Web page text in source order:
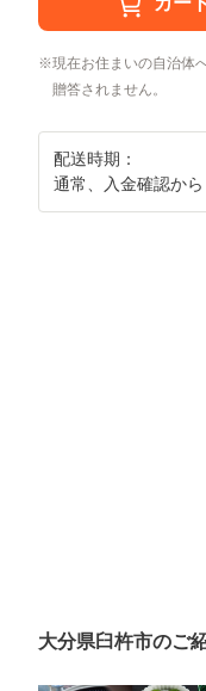
現在お住まいの自治体
贈答されません。
配送時期：
通常、入金確認か
大分県臼杵市のご